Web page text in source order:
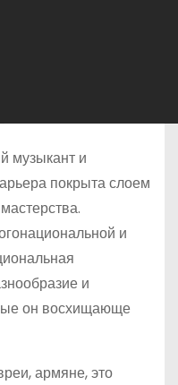
музыкант и
покрыта слоем
и
и
он восхищающе
армяне, это